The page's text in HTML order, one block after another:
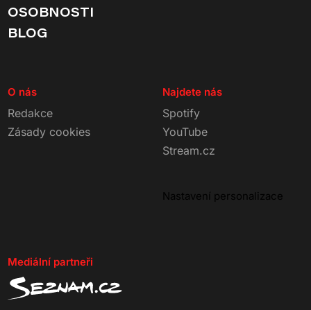
OSOBNOSTI
BLOG
O nás
Redakce
Zásady cookies
Najdete nás
Spotify
YouTube
Stream.cz
Nastavení personalizace
Mediální partneři